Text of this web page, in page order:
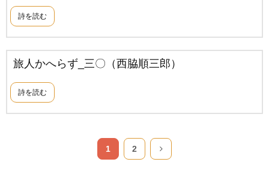
詩を読む
旅人かへらず_三〇（西脇順三郎）
詩を読む
1 2